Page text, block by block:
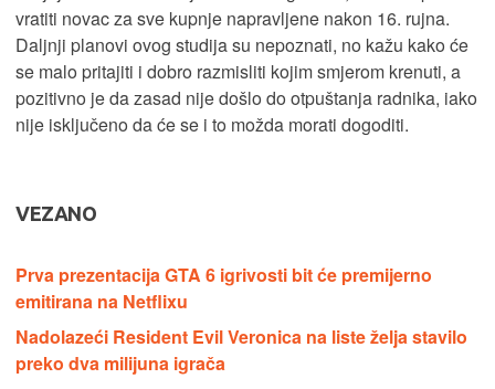
vratiti novac za sve kupnje napravljene nakon 16. rujna.
Daljnji planovi ovog studija su nepoznati, no kažu kako će
se malo pritajiti i dobro razmisliti kojim smjerom krenuti, a
pozitivno je da zasad nije došlo do otpuštanja radnika, iako
nije isključeno da će se i to možda morati dogoditi.
VEZANO
Prva prezentacija GTA 6 igrivosti bit će premijerno
emitirana na Netflixu
Nadolazeći Resident Evil Veronica na liste želja stavilo
preko dva milijuna igrača